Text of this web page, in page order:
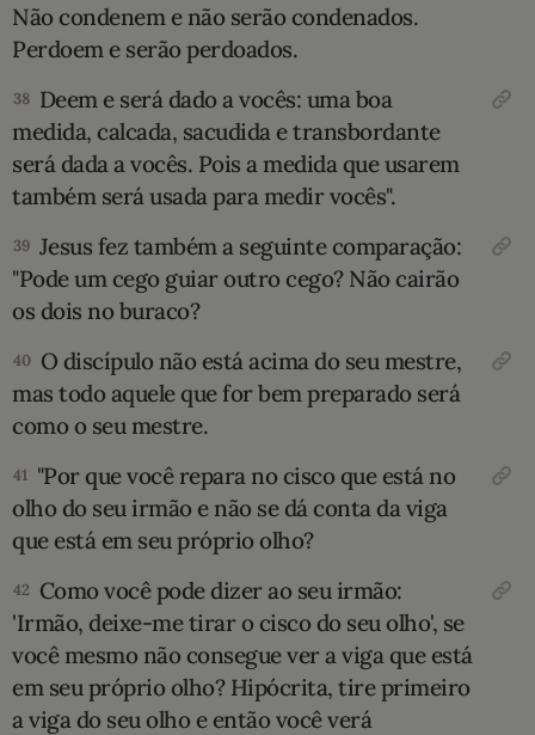
Não condenem e não serão condenados.
Perdoem e serão perdoados.
38 Deem e será dado a vocês: uma boa
medida, calcada, sacudida e transbordante
será dada a vocês. Pois a medida que usarem
também será usada para medir vocês".
39 Jesus fez também a seguinte comparação:
"Pode um cego guiar outro cego? Não cairão
os dois no buraco?
40 O discípulo não está acima do seu mestre,
mas todo aquele que for bem preparado será
como o seu mestre.
41 "Por que você repara no cisco que está no
olho do seu irmão e não se dá conta da viga
que está em seu próprio olho?
42 Como você pode dizer ao seu irmão:
'Irmão, deixe-me tirar o cisco do seu olho', se
você mesmo não consegue ver a viga que está
em seu próprio olho? Hipócrita, tire primeiro
a viga do seu olho e então você verá